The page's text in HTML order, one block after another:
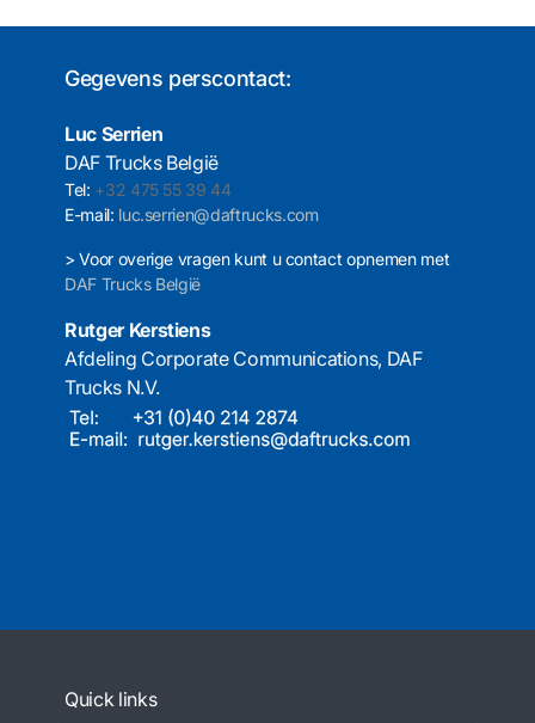
Gegevens perscontact:
Luc Serrien
DAF Trucks België
Tel: +32 475 55 39 44
E-mail: luc.serrien@daftrucks.com
> Voor overige vragen kunt u contact opnemen met
DAF Trucks België
Rutger Kerstiens
Afdeling Corporate Communications, DAF
Trucks N.V.
Quick links